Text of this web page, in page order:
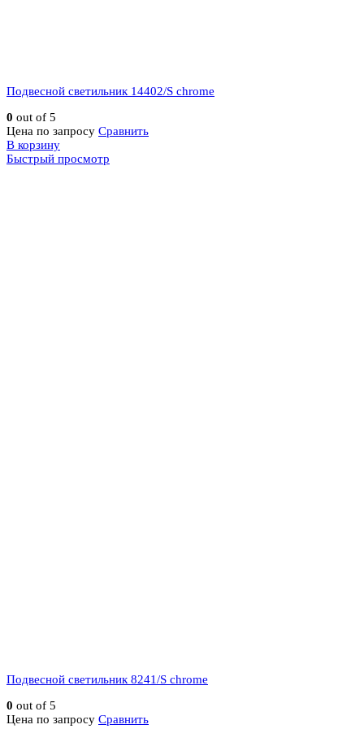
Подвесной светильник 14402/S chrome
0 out of 5
Цена по запросу Сравнить
В корзину
Быстрый просмотр
Подвесной светильник 8241/S chrome
0 out of 5
Цена по запросу Сравнить